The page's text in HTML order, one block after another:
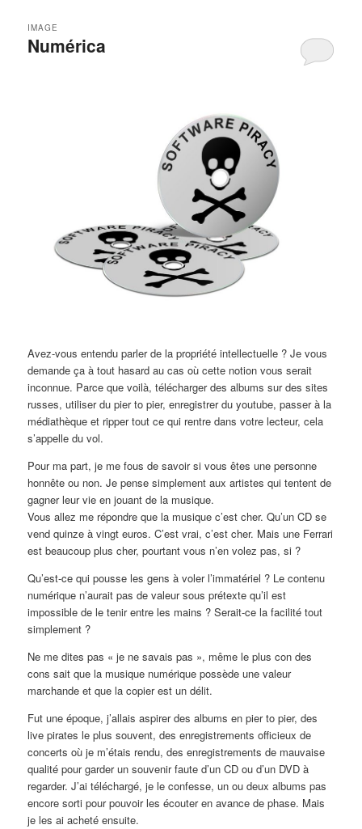
Numérica
IMAGE
Avez-vous entendu parler de la propriété intellectuelle ? Je vous
demande ça à tout hasard au cas où cette notion vous serait
inconnue. Parce que voilà, télécharger des albums sur des sites
russes, utiliser du pier to pier, enregistrer du youtube, passer à la
médiathèque et ripper tout ce qui rentre dans votre lecteur, cela
s’appelle du vol.
Pour ma part, je me fous de savoir si vous êtes une personne
honnête ou non. Je pense simplement aux artistes qui tentent de
gagner leur vie en jouant de la musique.
Vous allez me répondre que la musique c’est cher. Qu’un CD se
vend quinze à vingt euros. C’est vrai, c’est cher. Mais une Ferrari
est beaucoup plus cher, pourtant vous n’en volez pas, si ?
Qu’est-ce qui pousse les gens à voler l’immatériel ? Le contenu
numérique n’aurait pas de valeur sous prétexte qu’il est
impossible de le tenir entre les mains ? Serait-ce la facilité tout
simplement ?
Ne me dites pas « je ne savais pas », même le plus con des
cons sait que la musique numérique possède une valeur
marchande et que la copier est un délit.
Fut une époque, j’allais aspirer des albums en pier to pier, des
live pirates le plus souvent, des enregistrements officieux de
concerts où je m’étais rendu, des enregistrements de mauvaise
qualité pour garder un souvenir faute d’un CD ou d’un DVD à
regarder. J’ai téléchargé, je le confesse, un ou deux albums pas
encore sorti pour pouvoir les écouter en avance de phase. Mais
je les ai acheté ensuite.